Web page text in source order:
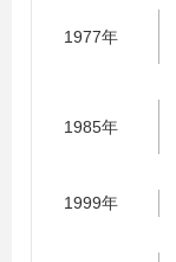
1977年
1985年
1999年